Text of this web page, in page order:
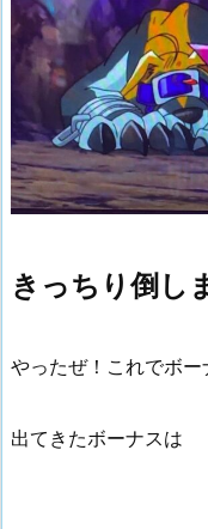
きっちり倒し
やったぜ！これでボー
出てきたボーナスは